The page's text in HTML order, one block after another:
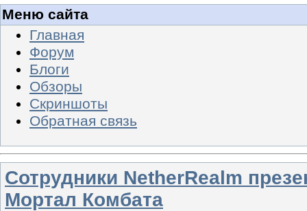
Меню сайта
Главная
Форум
Блоги
Обзоры
Скриншоты
Обратная связь
Сотрудники NetherRealm
Мортал Комбата